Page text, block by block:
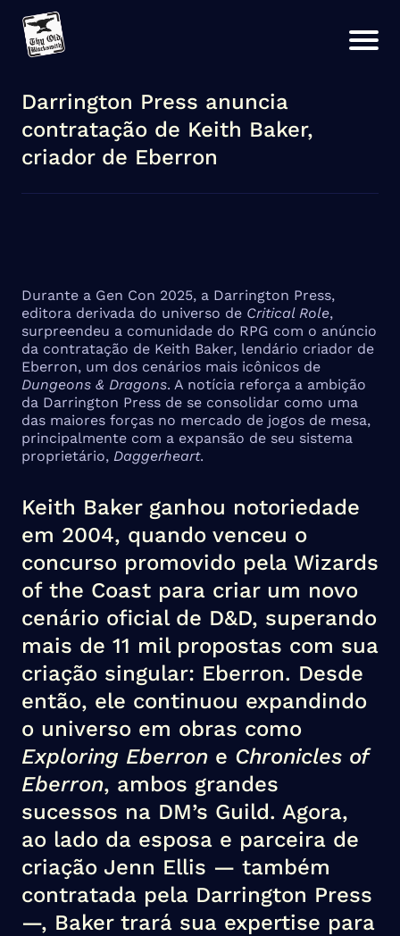
Darrington Press anuncia
contratação de Keith Baker,
criador de Eberron
Durante a Gen Con 2025, a Darrington Press,
editora derivada do universo de Critical Role,
surpreendeu a comunidade do RPG com o anúncio
da contratação de Keith Baker, lendário criador de
Eberron, um dos cenários mais icônicos de
Dungeons & Dragons. A notícia reforça a ambição
da Darrington Press de se consolidar como uma
das maiores forças no mercado de jogos de mesa,
principalmente com a expansão de seu sistema
proprietário, Daggerheart.
Keith Baker ganhou notoriedade
em 2004, quando venceu o
concurso promovido pela Wizards
of the Coast para criar um novo
cenário oficial de D&D, superando
mais de 11 mil propostas com sua
criação singular: Eberron. Desde
então, ele continuou expandindo
o universo em obras como
Exploring Eberron e Chronicles of
Eberron, ambos grandes
sucessos na DM’s Guild. Agora,
ao lado da esposa e parceira de
criação Jenn Ellis — também
contratada pela Darrington Press
—, Baker trará sua expertise para